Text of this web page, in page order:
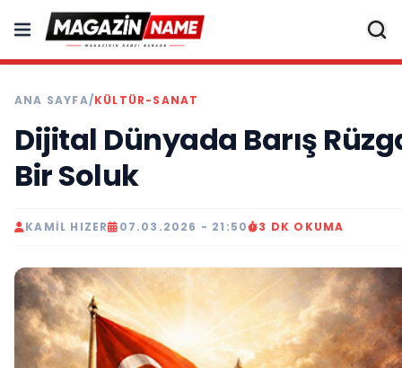
ANA SAYFA/KÜLTÜR-SANAT
Dijital Dünyada Barış
Bir Soluk
KAMIL HIZER 07.03.2026 - 21:50 3 DK OKUMA